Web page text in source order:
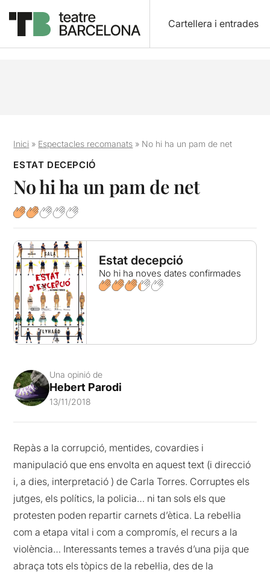
Cartellera i entrades
Inici » Espectacles recomanats » No hi ha un pam de net
ESTAT DECEPCIÓ
No hi ha un pam de net
Estat decepció
No hi ha noves dates confirmades
Una opinió de
Hebert Parodi
13/11/2018
Repàs a la corrupció, mentides, covardies i
manipulació que ens envolta en aquest text (i direcció
i, a dies, interpretació ) de Carla Torres. Corruptes els
jutges, els polítics, la policia… ni tan sols els que
protesten poden repartir carnets d’ètica. La rebel·lia
com a etapa vital i com a compromís, el recurs a la
violència… Interessants temes a través d’una pija que
abraça tots els tòpics de la rebel·lia, des de la